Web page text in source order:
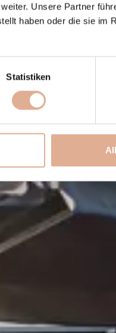
Unsere Partner
haben oder die sie im
Statistiken